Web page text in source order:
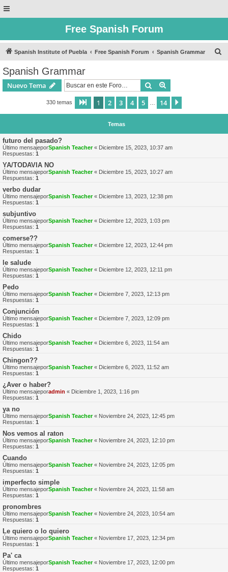
Free Spanish Forum
Spanish Institute of Puebla Free Spanish Forum Spanish Grammar
Spanish Grammar
Nuevo Tema Buscar
330 temas Página de 14
1 2 3 4 5 14
Temas
futuro del pasado?
Último mensajeporSpanish Teacher« Diciembre 15, 2023, 10:37 am
Respuestas: 1
YA/TODAVIA NO
Último mensajeporSpanish Teacher« Diciembre 15, 2023, 10:27 am
Respuestas: 1
verbo dudar
Último mensajeporSpanish Teacher« Diciembre 13, 2023, 12:38 pm
Respuestas: 1
subjuntivo
Último mensajeporSpanish Teacher« Diciembre 12, 2023, 1:03 pm
Respuestas: 1
comerse??
Último mensajeporSpanish Teacher« Diciembre 12, 2023, 12:44 pm
Respuestas: 1
le salude
Último mensajeporSpanish Teacher« Diciembre 12, 2023, 12:11 pm
Respuestas: 1
Pedo
Último mensajeporSpanish Teacher« Diciembre 7, 2023, 12:13 pm
Respuestas: 1
Conjunción
Último mensajeporSpanish Teacher« Diciembre 7, 2023, 12:09 pm
Respuestas: 1
Chido
Último mensajeporSpanish Teacher« Diciembre 6, 2023, 11:54 am
Respuestas: 1
Chingon??
Último mensajeporSpanish Teacher« Diciembre 6, 2023, 11:52 am
Respuestas: 1
¿Aver o haber?
Último mensajeporadmin « Diciembre 1, 2023, 1:16 pm
Respuestas: 1
ya no
Último mensajeporSpanish Teacher« Noviembre 24, 2023, 12:45 pm
Respuestas: 1
Nos vemos al raton
Último mensajeporSpanish Teacher« Noviembre 24, 2023, 12:10 pm
Respuestas: 1
Cuando
Último mensajeporSpanish Teacher« Noviembre 24, 2023, 12:05 pm
Respuestas: 1
imperfecto simple
Último mensajeporSpanish Teacher« Noviembre 24, 2023, 11:58 am
Respuestas: 1
pronombres
Último mensajeporSpanish Teacher« Noviembre 24, 2023, 10:54 am
Respuestas: 1
Le quiero o lo quiero
Último mensajeporSpanish Teacher« Noviembre 17, 2023, 12:34 pm
Respuestas: 1
Pa' ca
Último mensajeporSpanish Teacher« Noviembre 17, 2023, 12:00 pm
Respuestas: 1